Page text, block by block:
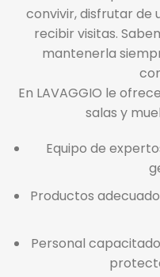
convivir, disfrutar de
recibir visitas.
mantenerla
En LAVAGGIO le
salas y
Equipo de
Productos
Personal